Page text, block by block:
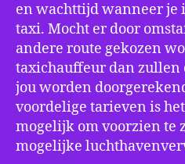
en wachttijd wanneer je
taxi. Mocht er door
andere route gekozen
taxichauffeur dan zullen
jou worden
voordelige tarieven is
mogelijk om voorzien te
mogelijke